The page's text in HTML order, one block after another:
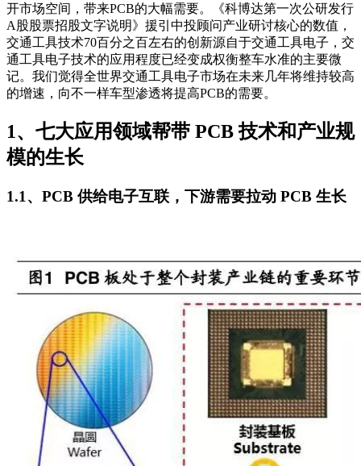
开市场空间，带来PCB的大幅需要。《科博达第一次公研发行
A股股票招股文字说明》援引中投顾问产业研讨核心的数值，
交通工具技术70百分之百左右的创新源自于交通工具电子，交
通工具电子技术的应用程度已经变成权衡整车水准的主要微
记。我们觉得全世界交通工具电子市场在未来几年将维持较高
的增速，向不一样车型渗透将提高PCB的需要。
1、七大应用领域帮带 PCB 技术和产业规
模的生长
1.1、PCB 供给电子互联，下游需要拉动 PCB 生长